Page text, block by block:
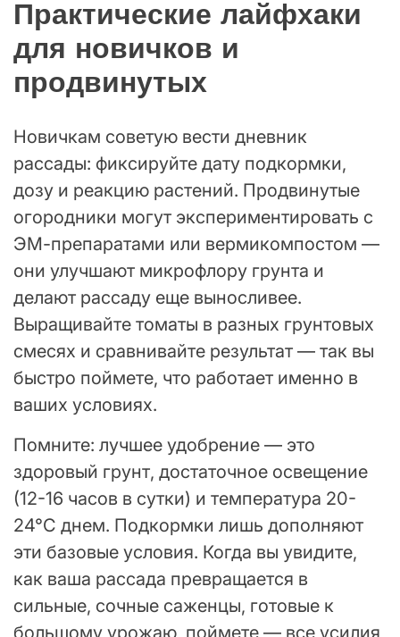
Практические лайфхаки
для новичков и
продвинутых
Новичкам советую вести дневник
рассады: фиксируйте дату подкормки,
дозу и реакцию растений. Продвинутые
огородники могут экспериментировать с
ЭМ-препаратами или вермикомпостом —
они улучшают микрофлору грунта и
делают рассаду еще выносливее.
Выращивайте томаты в разных грунтовых
смесях и сравнивайте результат — так вы
быстро поймете, что работает именно в
ваших условиях.
Помните: лучшее удобрение — это
здоровый грунт, достаточное освещение
(12-16 часов в сутки) и температура 20-
24°C днем. Подкормки лишь дополняют
эти базовые условия. Когда вы увидите,
как ваша рассада превращается в
сильные, сочные саженцы, готовые к
большому урожаю, поймете — все усилия